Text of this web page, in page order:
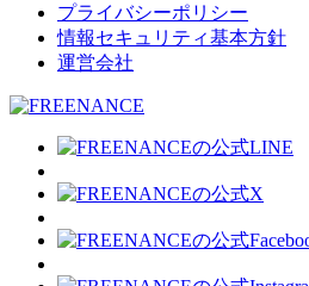
プライバシーポリシー
情報セキュリティ基本方針
運営会社